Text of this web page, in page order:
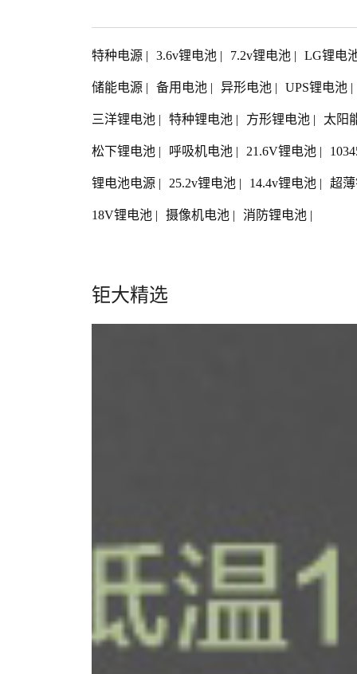
特种电源 | 3.6v锂电池 | 7.2v锂电池 | LG锂电
储能电源 | 备用电池 | 异形电池 | UPS锂电池 |
三洋锂电池 | 特种锂电池 | 方形锂电池 | 太阳
松下锂电池 | 呼吸机电池 | 21.6V锂电池 |
锂电池电源 | 25.2v锂电池 | 14.4v锂电池 | 超
18V锂电池 | 摄像机电池 | 消防锂电池 |
钜大精选